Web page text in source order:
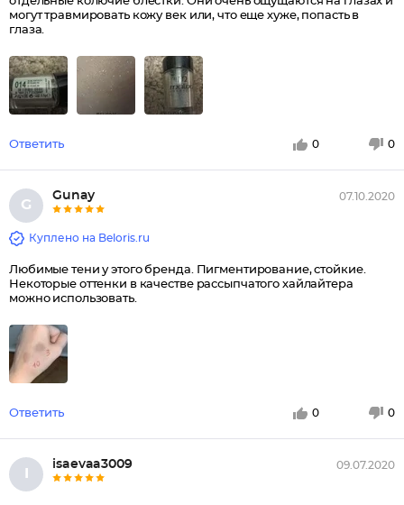
могут травмировать кожу век или, что еще хуже, попасть в
глаза.
Ответить 0 0
G
Gunау 07.10.2020
Куплено на Beloris.ru
Любимые тени у этого бренда. Пигментирование, стойкие.
Некоторые оттенки в качестве рассыпчатого хайлайтера
можно использовать.
Ответить 0 0
isaevaa3009 09.07.2020